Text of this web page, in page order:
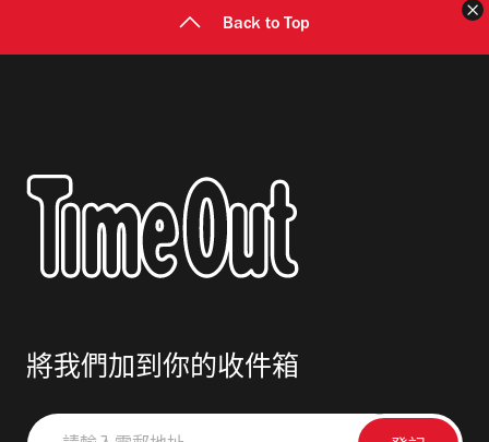
Back to Top
將我們加到你的收件箱
請